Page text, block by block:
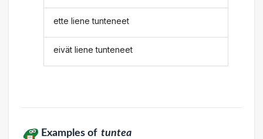
ette liene tunteneet
eivät liene tunteneet
Examples of tuntea